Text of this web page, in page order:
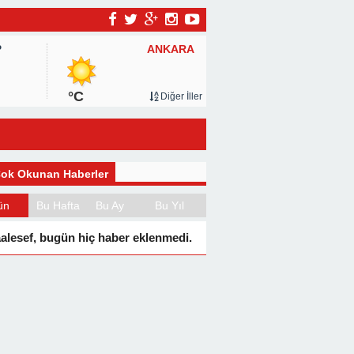
ANKARA
°C Diğer İller
Okunan Haberler
Bu Hafta Bu Ay Bu Yıl
bugün hiç haber eklenmedi.